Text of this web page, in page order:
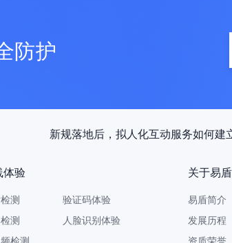
防护
新规落地后，拟人化互动服务如何建
体验
测
测
检测
验证码体验
人脸识别体验
关于易盾
易盾简介
发展历程
资质荣誉